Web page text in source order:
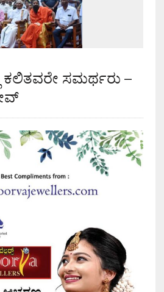
ಕಲಿತವರೇ ಸಮರ್ಥರು –